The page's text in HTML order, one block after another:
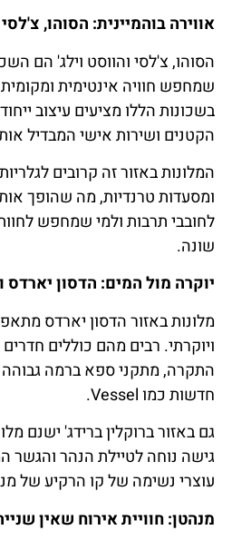
אווירה בוהמיינית: הסוהו,
הסוהו, צ'לסי והווסט וילג' הם
שמחפש חוויה אינטימית ומקומית
בשכונות הללו מציעים עיצוב
הקטנים ושירות אישי המבדיל
המלונות באזור זה קרובים
ומסעדות טרנדיות, מה שהופך
לחובבי תרבות ולמי שמחפש לחוות
שונה.
יוקרה מול המים: הדסון יארדס
מלונות באזור הדסון יארדס
ויוקרתי. רבים מהם כוללים
התקרה, מתקני ספא ברמה
חדשות כמו Vessel.
גם באזור ברוקלין ברידג' ישנם
גישה נוחה לטיילת הנהר והגשר
עוצרי נשימה של קו הרקיע של
מנהטן: חוויית אירוח שאין